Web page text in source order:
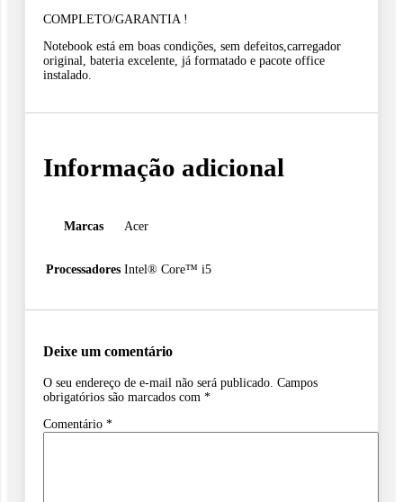
COMPLETO/GARANTIA !
Notebook está em boas condições, sem defeitos,carregador
original, bateria excelente, já formatado e pacote office
instalado.
Informação adicional
Marcas Acer
Processadores Intel® Core™ i5
Deixe um comentário
O seu endereço de e-mail não será publicado. Campos
obrigatórios são marcados com *
Comentário *